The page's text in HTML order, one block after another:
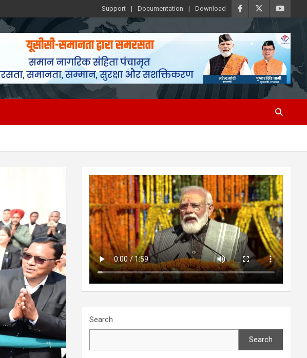
Support Documentation Download
Search
Search